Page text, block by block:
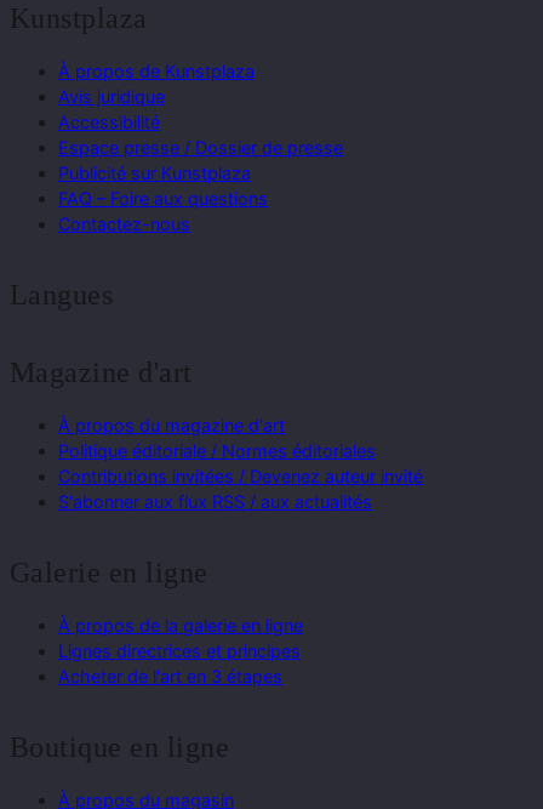
Kunstplaza
À propos de Kunstplaza
Avis juridique
Accessibilité
Espace presse / Dossier de presse
Publicité sur Kunstplaza
FAQ – Foire aux questions
Contactez-nous
Langues
Magazine d'art
À propos du magazine d'art
Politique éditoriale / Normes éditoriales
Contributions invitées / Devenez auteur invité
S'abonner aux flux RSS / aux actualités
Galerie en ligne
À propos de la galerie en ligne
Lignes directrices et principes
Acheter de l'art en 3 étapes
Boutique en ligne
À propos du magasin